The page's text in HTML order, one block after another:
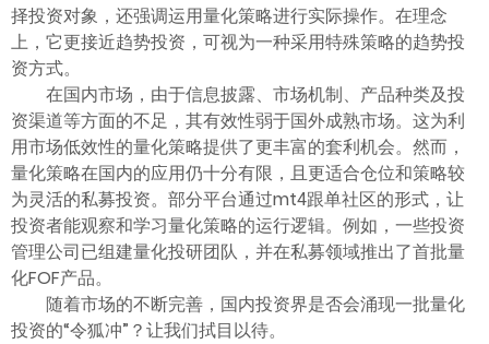
择投资对象，还强调运用量化策略进行实际操作。在理念
上，它更接近趋势投资，可视为一种采用特殊策略的趋势投
资方式。
在国内市场，由于信息披露、市场机制、产品种类及投
资渠道等方面的不足，其有效性弱于国外成熟市场。这为利
用市场低效性的量化策略提供了更丰富的套利机会。然而，
量化策略在国内的应用仍十分有限，且更适合仓位和策略较
为灵活的私募投资。部分平台通过mt4跟单社区的形式，让
投资者能观察和学习量化策略的运行逻辑。例如，一些投资
管理公司已组建量化投研团队，并在私募领域推出了首批量
化FOF产品。
随着市场的不断完善，国内投资界是否会涌现一批量化
投资的“令狐冲”？让我们拭目以待。